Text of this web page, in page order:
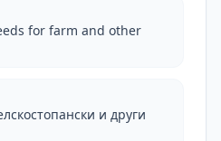
for farm and other
и други